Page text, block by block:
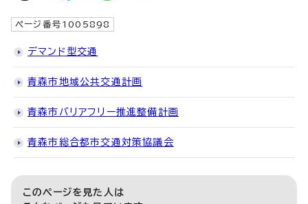
ページ番号1005898
デマンド型交通
青森市地域公共交通計画
青森市バリアフリー推進整備計画
青森市総合都市交通対策協議会
このページを見た人は